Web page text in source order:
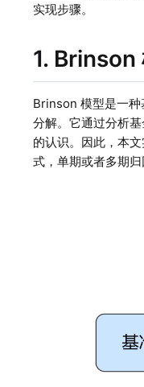
实现步骤。
1. Brinson
Brinson 模型是一种
分解。它通过分析
的认识。因此，本
式，单期或者多期